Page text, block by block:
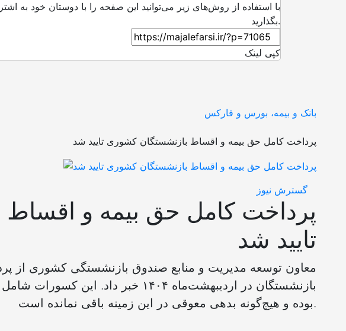
با استفاده از روش‌های زیر می‌توانید این صفحه را با دوستان خود به
بگذارید.
کپی لینک
بانک و بیمه، بورس و فارکس
پرداخت کامل حق بیمه و اقساط بازنشستگان کشوری تایید شد
گسترش نیوز
پرداخت کامل حق بیمه و
تایید شد
معاون توسعه مدیریت و منابع صندوق بازنشستگی کشوری از
بازنشستگان در اردیبهشت‌ماه ۱۴۰۴ خبر
بوده و هیچ‌گونه بدهی معوقی در این زمینه باقی نمانده است.